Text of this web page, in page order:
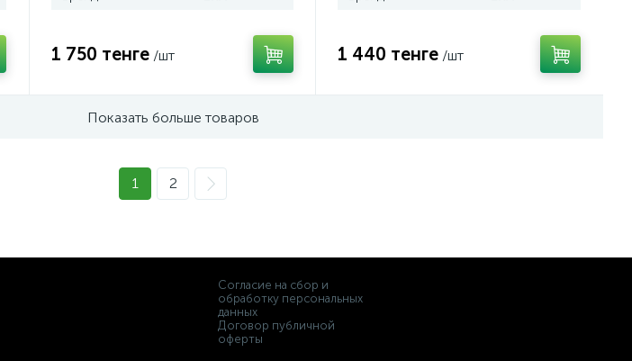
1 750 тенге /шт 1 440 тенге /шт
Показать больше товаров
1 2
Согласие на сбор и
обработку персональных
данных
Договор публичной
оферты